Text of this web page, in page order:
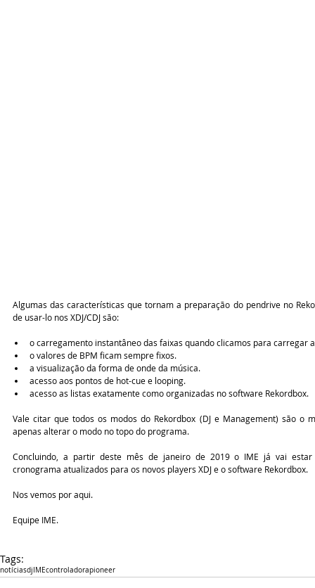
Algumas das características que tornam a preparação do pendrive no
de usar-lo nos XDJ/CDJ são:
o carregamento instantâneo das faixas quando clicamos para
o valores de BPM ficam sempre fixos.
a visualização da forma de onde da música.
acesso aos pontos de hot-cue e looping.
acesso as listas exatamente como organizadas no software Rekordbox.
Vale citar que todos os modos do Rekordbox (DJ e Management) são o
apenas alterar o modo no topo do programa.
Concluindo, a partir deste mês de janeiro de 2019 o IME já vai
cronograma atualizados para os novos players XDJ e o software Rekordbox.
Nos vemos por aqui.
Equipe IME.
Tags:
notíciasdjIMEcontroladorapioneer